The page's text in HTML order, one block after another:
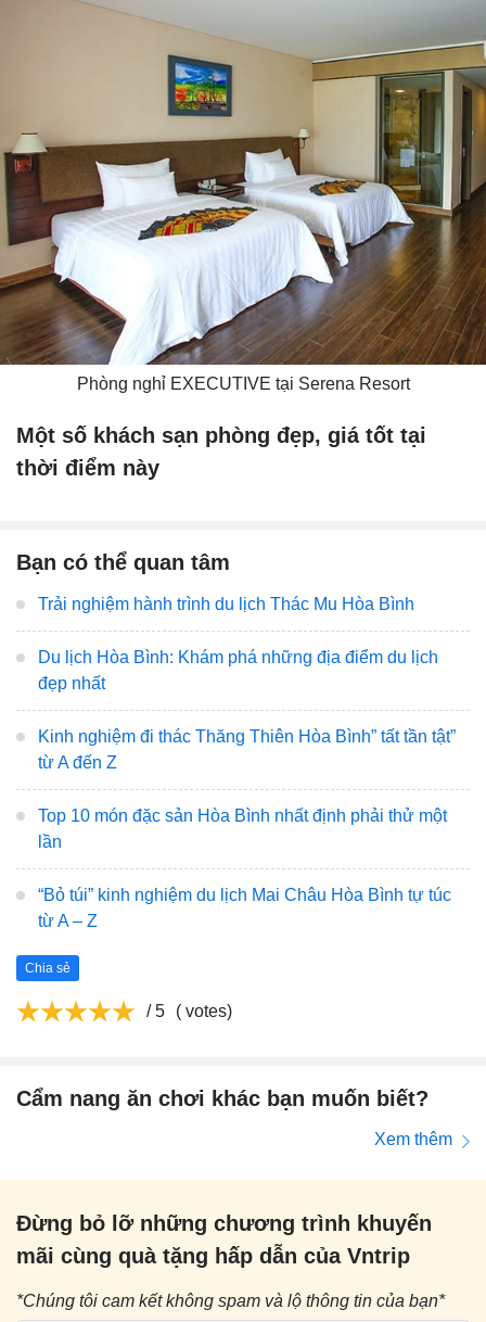
Phòng nghỉ EXECUTIVE tại Serena Resort
Một số khách sạn phòng đẹp, giá tốt tại
thời điểm này
Bạn có thể quan tâm
Trải nghiệm hành trình du lịch Thác Mu Hòa Bình
Du lịch Hòa Bình: Khám phá những địa điểm du lịch
đẹp nhất
Kinh nghiệm đi thác Thăng Thiên Hòa Bình” tất tần tật”
từ A đến Z
Top 10 món đặc sản Hòa Bình nhất định phải thử một
lần
“Bỏ túi” kinh nghiệm du lịch Mai Châu Hòa Bình tự túc
từ A – Z
Chia sẻ
/ 5 ( votes)
Cẩm nang ăn chơi khác bạn muốn biết?
Xem thêm
Đừng bỏ lỡ những chương trình khuyến
mãi cùng quà tặng hấp dẫn của Vntrip
*Chúng tôi cam kết không spam và lộ thông tin của bạn*